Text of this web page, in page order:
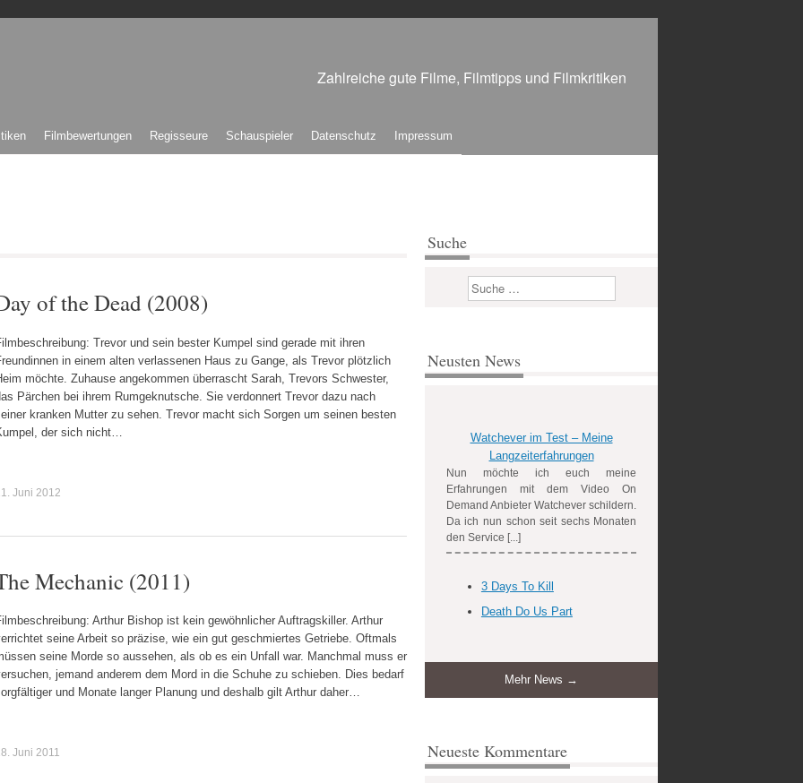
Zahlreiche gute Filme, Filmtipps und Filmkritiken
Filmbewertungen Regisseure Schauspieler Datenschutz Impressum
of the Dead (2008)
Trevor und sein bester Kumpel sind gerade mit ihren
in einem alten verlassenen Haus zu Gange, als Trevor plötzlich
möchte. Zuhause angekommen überrascht Sarah, Trevors Schwester,
Pärchen bei ihrem Rumgeknutsche. Sie verdonnert Trevor dazu nach
kranken Mutter zu sehen. Trevor macht sich Sorgen um seinen besten
der sich nicht…
Juni 2012
Mechanic (2011)
Arthur Bishop ist kein gewöhnlicher Auftragskiller. Arthur
seine Arbeit so präzise, wie ein gut geschmiertes Getriebe. Oftmals
seine Morde so aussehen, als ob es ein Unfall war. Manchmal muss er
jemand anderem dem Mord in die Schuhe zu schieben. Dies bedarf
und Monate langer Planung und deshalb gilt Arthur daher…
Juni 2011
Suche
Suchen
Neusten News
Watchever im Test – Meine
Langzeiterfahrungen
Nun möchte ich euch meine
Erfahrungen mit dem Video On
Demand Anbieter Watchever schildern.
Da ich nun schon seit sechs Monaten
den Service [...]
3 Days To Kill
Death Do Us Part
Mehr News →
Neueste Kommentare